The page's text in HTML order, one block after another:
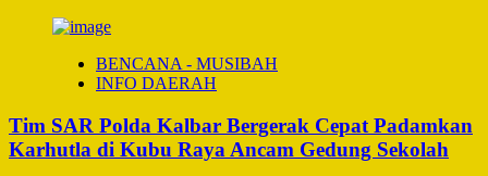
BENCANA - MUSIBAH
INFO DAERAH
Tim SAR Polda Kalbar Bergerak Cepat Padamkan
Karhutla di Kubu Raya Ancam Gedung Sekolah